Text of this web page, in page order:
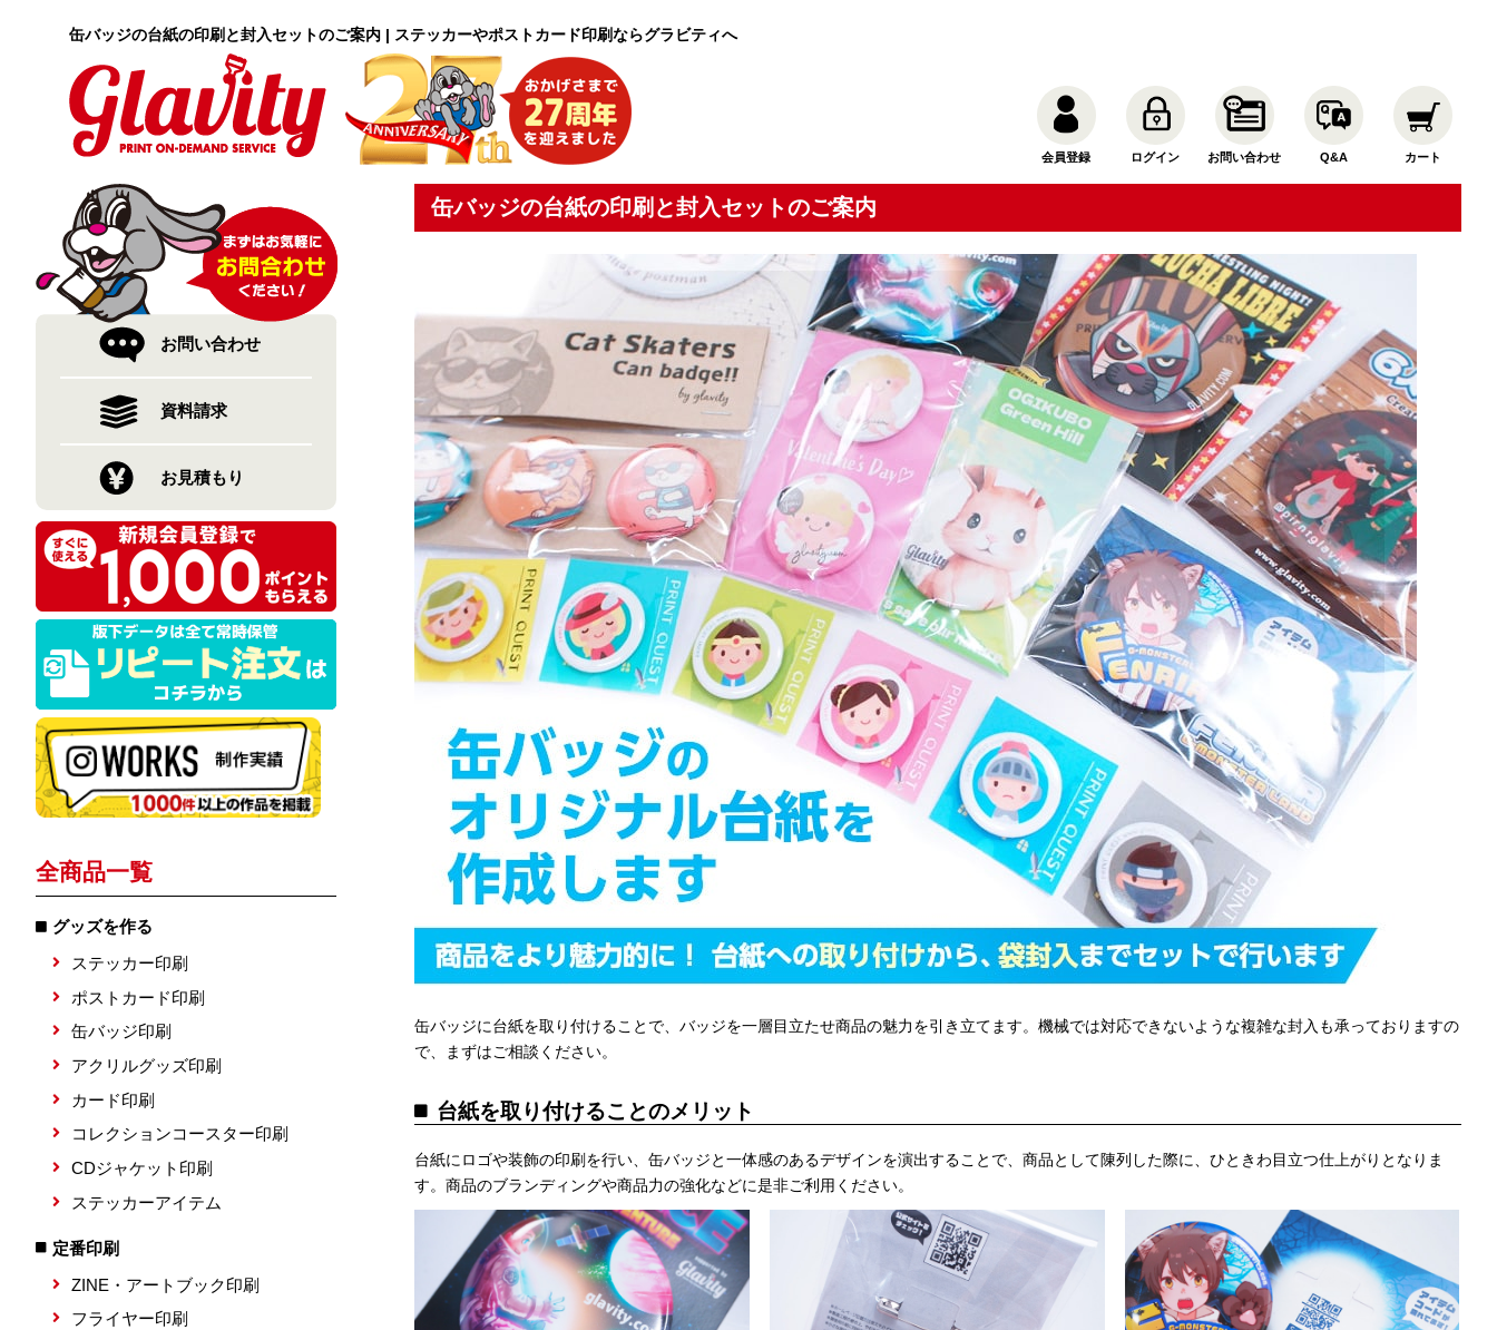
缶バッジの台紙の印刷と封入セットのご案内 | ステッカーやポストカード印刷ならグラビティへ
会員登録 ログイン お問い合わせ Q&A カート
お問い合わせ
資料請求
お見積もり
全商品一覧
グッズを作る
ステッカー印刷
ポストカード印刷
缶バッジ印刷
アクリルグッズ印刷
カード印刷
コレクションコースター印刷
CDジャケット印刷
ステッカーアイテム
定番印刷
ZINE・アートブック印刷
フライヤー印刷
缶バッジの台紙の印刷と封入セットのご案内
缶バッジに台紙を取り付けることで、バッジを一層目立たせ商品の魅力を引き立てます。機械では対応できないような複雑な封入も承っておりますの
で、まずはご相談ください。
台紙を取り付けることのメリット
台紙にロゴや装飾の印刷を行い、缶バッジと一体感のあるデザインを演出することで、商品として陳列した際に、ひときわ目立つ仕上がりとなりま
す。商品のブランディングや商品力の強化などに是非ご利用ください。